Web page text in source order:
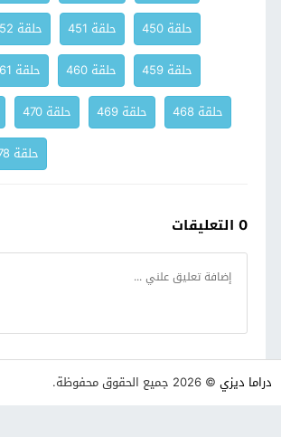
حلقة 450
حلقة 451 حلقة 452
حلقة 459
حلقة 460 حلقة 461
حلقة 468
حلقة 469 حلقة 470
حلقة 478
0 التعليقات
دراما ديزي © 2026 جميع الحقوق محفوظة.